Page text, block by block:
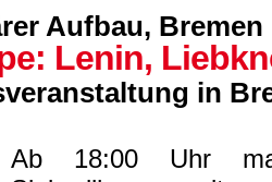
Aufbau, Bremen
Lenin,
in
Ab 18:00 Uhr